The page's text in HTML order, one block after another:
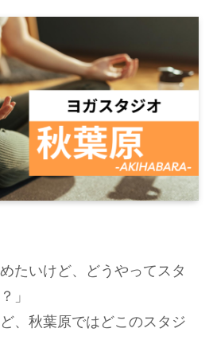
たいけど、どうやってスタ
」
、秋葉原ではどこのスタジ